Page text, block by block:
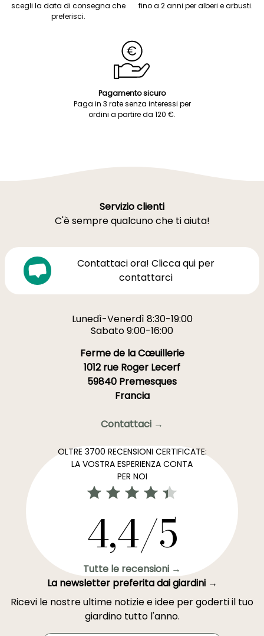
scegli la data di consegna che
preferisci.
fino a 2 anni per alberi e arbusti.
Pagamento sicuro
Paga in 3 rate senza interessi per
ordini a partire da 120 €.
Servizio clienti
C'è sempre qualcuno che ti aiuta!
Contattaci ora! Clicca qui per
contattarci
Lunedì-Venerdì 8:30-19:00
Sabato 9:00-16:00
Ferme de la Cœuillerie
1012 rue Roger Lecerf
59840 Premesques
Francia
Contattaci →
OLTRE 3700 RECENSIONI CERTIFICATE:
LA VOSTRA ESPERIENZA CONTA
PER NOI
4,4/5
Tutte le recensioni →
La newsletter preferita dai giardini →
Ricevi le nostre ultime notizie e idee per goderti il tuo
giardino tutto l'anno.